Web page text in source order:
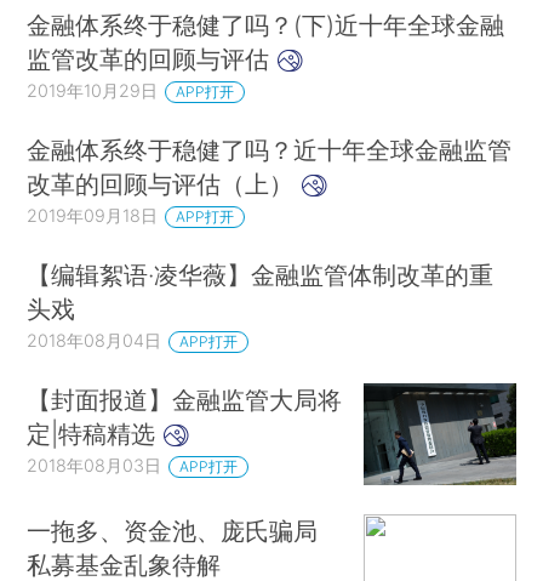
金融体系终于稳健了吗？(下)近十年全球金融
监管改革的回顾与评估
2019年10月29日 APP打开
金融体系终于稳健了吗？近十年全球金融监管
改革的回顾与评估（上）
2019年09月18日 APP打开
【编辑絮语·凌华薇】金融监管体制改革的重
头戏
2018年08月04日 APP打开
【封面报道】金融监管大局将
定|特稿精选
2018年08月03日 APP打开
一拖多、资金池、庞氏骗局
私募基金乱象待解